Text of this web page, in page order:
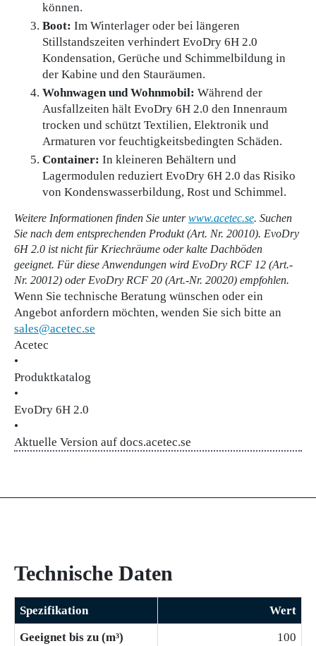
können.
Boot: Im Winterlager oder bei längeren
Stillstandszeiten verhindert EvoDry 6H 2.0
Kondensation, Gerüche und Schimmelbildung in
der Kabine und den Stauräumen.
Wohnwagen und Wohnmobil: Während der
Ausfallzeiten hält EvoDry 6H 2.0 den Innenraum
trocken und schützt Textilien, Elektronik und
Armaturen vor feuchtigkeitsbedingten Schäden.
Container: In kleineren Behältern und
Lagermodulen reduziert EvoDry 6H 2.0 das Risiko
von Kondenswasserbildung, Rost und Schimmel.
Weitere Informationen finden Sie unterwww.acetec.se. Suchen
Sie nach dem entsprechenden Produkt (Art. Nr. 20010). EvoDry
6H 2.0 ist nicht für Kriechräume oder kalte Dachböden
geeignet. Für diese Anwendungen wird EvoDry RCF 12 (Art.-
Nr. 20012) oder EvoDry RCF 20 (Art.-Nr. 20020) empfohlen.
Wenn Sie technische Beratung wünschen oder ein
Angebot anfordern möchten, wenden Sie sich bitte an
sales@acetec.se
Acetec
•
Produktkatalog
•
EvoDry 6H 2.0
•
Aktuelle Version auf docs.acetec.se
Technische Daten
Spezifikation
Wert
Geeignet bis zu (m³)
100